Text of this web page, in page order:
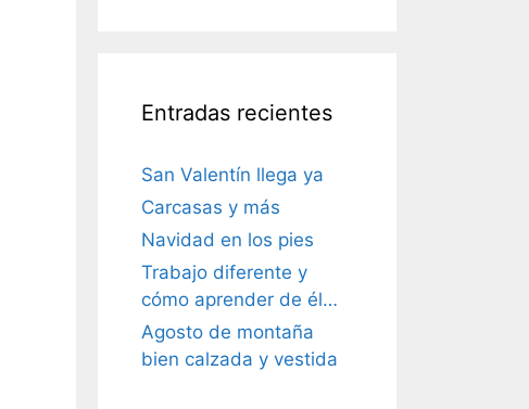
Entradas recientes
San Valentín llega ya
Carcasas y más
Navidad en los pies
Trabajo diferente y
cómo aprender de él…
Agosto de montaña
bien calzada y vestida